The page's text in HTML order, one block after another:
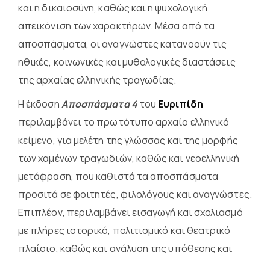
και η δικαιοσύνη, καθώς και η ψυχολογική
απεικόνιση των χαρακτήρων. Μέσα από τα
αποσπάσματα, οι αναγνώστες κατανοούν τις
ηθικές, κοινωνικές και μυθολογικές διαστάσεις
της αρχαίας ελληνικής τραγωδίας.
Η έκδοσηΑποσπάσματα 4του Ευριπίδη
περιλαμβάνει το πρωτότυπο αρχαίο ελληνικό
κείμενο, για μελέτη της γλώσσας και της μορφής
των χαμένων τραγωδιών, καθώς και νεοελληνική
μετάφραση, που καθιστά τα αποσπάσματα
προσιτά σε φοιτητές, φιλολόγους και αναγνώστες.
Επιπλέον, περιλαμβάνει εισαγωγή και σχολιασμό
με πλήρες ιστορικό, πολιτισμικό και θεατρικό
πλαίσιο, καθώς και ανάλυση της υπόθεσης και